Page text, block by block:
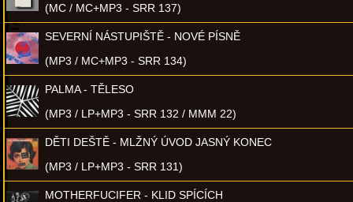
(MC / MC+MP3 - SRR 137)
SEVERNÍ NÁSTUPIŠTĚ - NOVÉ PÍSNĚ
(MP3 / MC+MP3 - SRR 134)
PALMA - TĚLESO
(MP3 / LP+MP3 - SRR 132 / MMM 22)
DĚTI DEŠTĚ - MLŽNÝ ÚVOD JASNÝ KONEC
(MP3 / LP+MP3 - SRR 131)
MOTHERFUCIFER - KLID SPÍCÍCH